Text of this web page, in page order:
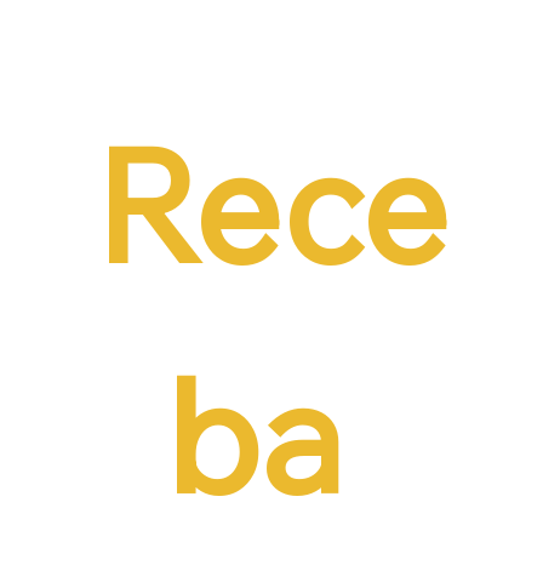
Rece
ba